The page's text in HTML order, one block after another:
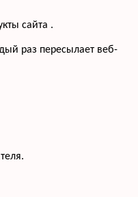
сайта .
раз пересылает веб-